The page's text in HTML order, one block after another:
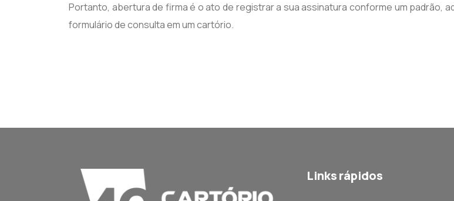
Portanto, abertura de firma é o ato de registrar a sua assinatura conforme um padrão,
formulário de consulta em um cartório.
Links rápidos